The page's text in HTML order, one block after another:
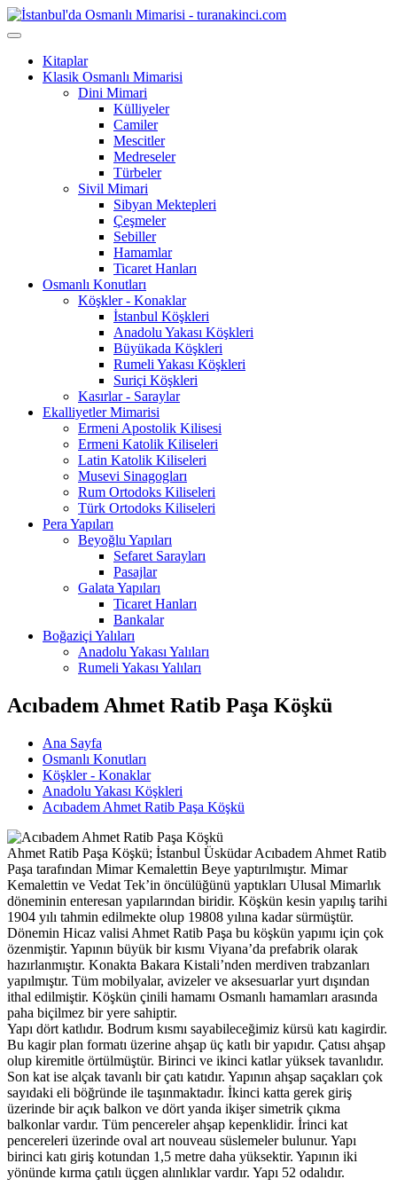
Kitaplar
Klasik Osmanlı Mimarisi
Dini Mimari
Külliyeler
Camiler
Mescitler
Medreseler
Türbeler
Sivil Mimari
Sibyan Mektepleri
Çeşmeler
Sebiller
Hamamlar
Ticaret Hanları
Osmanlı Konutları
Köşkler - Konaklar
İstanbul Köşkleri
Anadolu Yakası Köşkleri
Büyükada Köşkleri
Rumeli Yakası Köşkleri
Suriçi Köşkleri
Kasırlar - Saraylar
Ekalliyetler Mimarisi
Ermeni Apostolik Kilisesi
Ermeni Katolik Kiliseleri
Latin Katolik Kiliseleri
Musevi Sinagogları
Rum Ortodoks Kiliseleri
Türk Ortodoks Kiliseleri
Pera Yapıları
Beyoğlu Yapıları
Sefaret Sarayları
Pasajlar
Galata Yapıları
Ticaret Hanları
Bankalar
Boğaziçi Yalıları
Anadolu Yakası Yalıları
Rumeli Yakası Yalıları
Acıbadem Ahmet Ratib Paşa Köşkü
Ana Sayfa
Osmanlı Konutları
Köşkler - Konaklar
Anadolu Yakası Köşkleri
Acıbadem Ahmet Ratib Paşa Köşkü
Ahmet Ratib Paşa Köşkü; İstanbul Üsküdar Acıbadem Ahmet Ratib
Paşa tarafından Mimar Kemalettin Beye yaptırılmıştır. Mimar
Kemalettin ve Vedat Tek’in öncülüğünü yaptıkları Ulusal Mimarlık
döneminin enteresan yapılarından biridir. Köşkün kesin yapılış tarihi
1904 yılı tahmin edilmekte olup 19808 yılına kadar sürmüştür.
Dönemin Hicaz valisi Ahmet Ratib Paşa bu köşkün yapımı için çok
özenmiştir. Yapının büyük bir kısmı Viyana’da prefabrik olarak
hazırlanmıştır. Konakta Bakara Kistali’nden merdiven trabzanları
yapılmıştır. Tüm mobilyalar, avizeler ve aksesuarlar yurt dışından
ithal edilmiştir. Köşkün çinili hamamı Osmanlı hamamları arasında
paha biçilmez bir yere sahiptir.
Yapı dört katlıdır. Bodrum kısmı sayabileceğimiz kürsü katı kagirdir.
Bu kagir plan formatı üzerine ahşap üç katlı bir yapıdır. Çatısı ahşap
olup kiremitle örtülmüştür. Birinci ve ikinci katlar yüksek tavanlıdır.
Son kat ise alçak tavanlı bir çatı katıdır. Yapının ahşap saçakları çok
sayıdaki eli böğründe ile taşınmaktadır. İkinci katta gerek giriş
üzerinde bir açık balkon ve dört yanda ikişer simetrik çıkma
balkonlar vardır. Tüm pencereler ahşap kepenklidir. İrinci kat
pencereleri üzerinde oval art nouveau süslemeler bulunur. Yapı
birinci katı giriş kotundan 1,5 metre daha yüksektir. Yapının iki
yönünde kırma çatılı üçgen alınlıklar vardır. Yapı 52 odalıdır.